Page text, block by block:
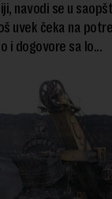
navodi se u
uvek čeka na
i dogovore sa lo...